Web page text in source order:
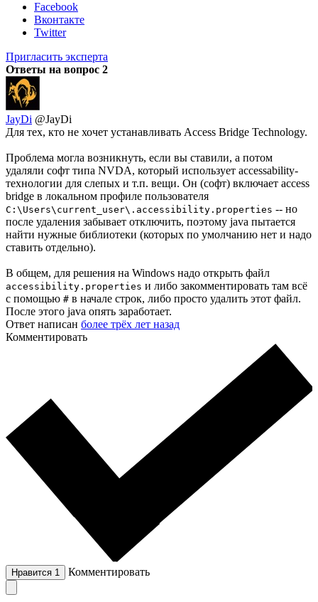
Facebook
Вконтакте
Twitter
Пригласить эксперта
Ответы на вопрос 2
JayDi @JayDi
Для тех, кто не хочет устанавливать Access Bridge Technology.
Проблема могла возникнуть, если вы ставили, а потом
удаляли софт типа NVDA, который использует accessability-
технологии для слепых и т.п. вещи. Он (софт) включает access
bridge в локальном профиле пользователя
C:\Users\current_user\.accessibility.properties -- но
после удаления забывает отключить, поэтому java пытается
найти нужные библиотеки (которых по умолчанию нет и надо
ставить отдельно).
В общем, для решения на Windows надо открыть файл
accessibility.properties и либо закомментировать там всё
с помощью # в начале строк, либо просто удалить этот файл.
После этого java опять заработает.
Ответ написан более трёх лет назад
Комментировать
Нравится 1 Комментировать